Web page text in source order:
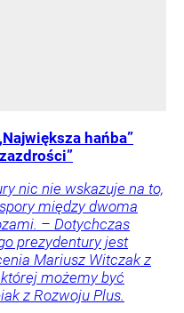
hańba”
nic nie wskazuje na to,
między dwoma
– Dotychczas
prezydentury jest
Mariusz Witczak z
możemy być
z Rozwoju Plus.